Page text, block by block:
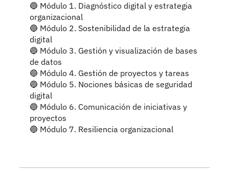
🔵 Módulo 1. Diagnóstico digital y estrategia
organizacional
🔵 Módulo 2. Sostenibilidad de la estrategia
digital
🔵 Módulo 3. Gestión y visualización de bases
de datos
🔵 Módulo 4. Gestión de proyectos y tareas
🔵 Módulo 5. Nociones básicas de seguridad
digital
🔵 Módulo 6. Comunicación de iniciativas y
proyectos
🔵 Módulo 7. Resiliencia organizacional